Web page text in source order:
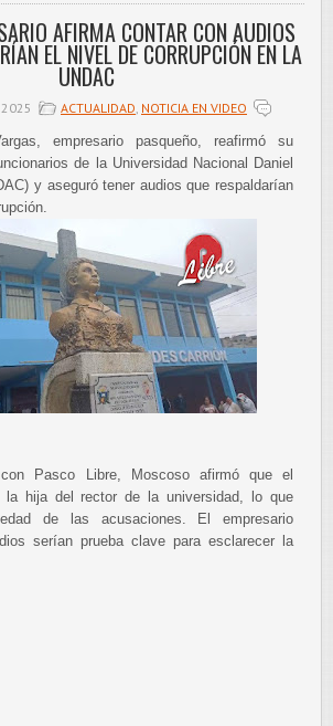
AFIRMA CONTAR CON AUDIOS
EL NIVEL DE CORRUPCIÓN EN LA
UNDAC
ACTUALIDAD, NOTICIA EN VIDEO
empresario pasqueño, reafirmó su
de la Universidad Nacional Daniel
y aseguró tener audios que respaldarían
Pasco Libre, Moscoso afirmó que el
la hija del rector de la universidad, lo que
de las acusaciones. El empresario
serían prueba clave para esclarecer la